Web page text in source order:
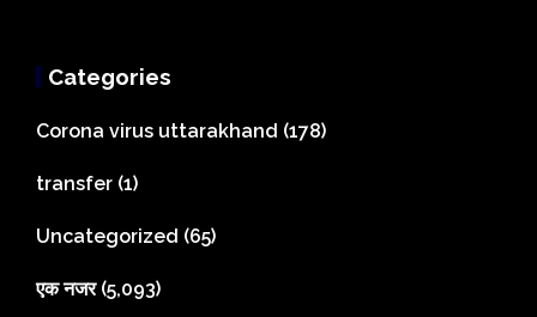
Categories
Corona virus uttarakhand (178)
transfer (1)
Uncategorized (65)
एक नजर(5,093)